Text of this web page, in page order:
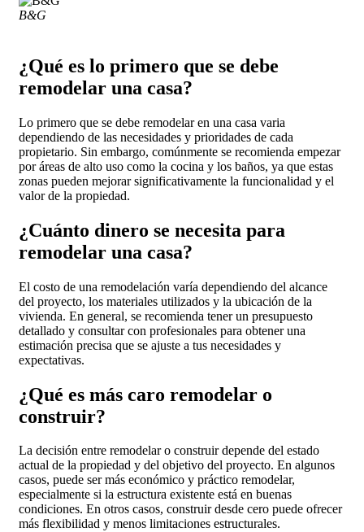
B&G
¿Qué es lo primero que se debe
remodelar una casa?
Lo primero que se debe remodelar en una casa varia
dependiendo de las necesidades y prioridades de cada
propietario. Sin embargo, comúnmente se recomienda empezar
por áreas de alto uso como la cocina y los baños, ya que estas
zonas pueden mejorar significativamente la funcionalidad y el
valor de la propiedad.
¿Cuánto dinero se necesita para
remodelar una casa?
El costo de una remodelación varía dependiendo del alcance
del proyecto, los materiales utilizados y la ubicación de la
vivienda. En general, se recomienda tener un presupuesto
detallado y consultar con profesionales para obtener una
estimación precisa que se ajuste a tus necesidades y
expectativas.
¿Qué es más caro remodelar o
construir?
La decisión entre remodelar o construir depende del estado
actual de la propiedad y del objetivo del proyecto. En algunos
casos, puede ser más económico y práctico remodelar,
especialmente si la estructura existente está en buenas
condiciones. En otros casos, construir desde cero puede ofrecer
más flexibilidad y menos limitaciones estructurales.